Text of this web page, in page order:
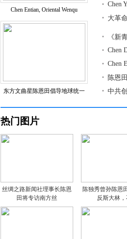
Chen Entian, Oriental Wenqu
东方文曲星陈恩田倡导地球统一
Chen
大革
《新
Chen
Chen
陈恩
中共
热门图片
丝绸之路新闻社理事长陈恩
田将专访南方丝
陈独秀曾孙陈恩
反斯大林